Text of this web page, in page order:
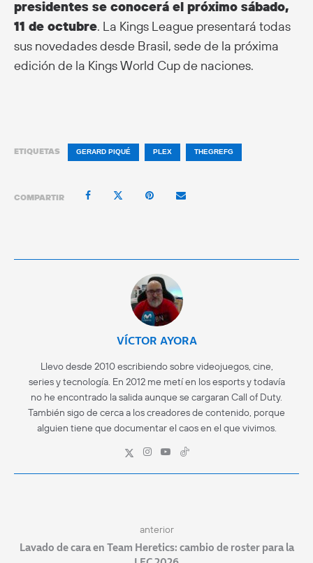
presidentes se conocerá el próximo sábado,
11 de octubre. La Kings League presentará todas
sus novedades desde Brasil, sede de la próxima
edición de la Kings World Cup de naciones.
ETIQUETAS GERARD PIQUÉ PLEX THEGREFG
COMPARTIR
VÍCTOR AYORA
Llevo desde 2010 escribiendo sobre videojuegos, cine,
series y tecnología. En 2012 me metí en los esports y todavía
no he encontrado la salida aunque se cargaran Call of Duty.
También sigo de cerca a los creadores de contenido, porque
alguien tiene que documentar el caos en el que vivimos.
anterior
Lavado de cara en Team Heretics: cambio de roster para la